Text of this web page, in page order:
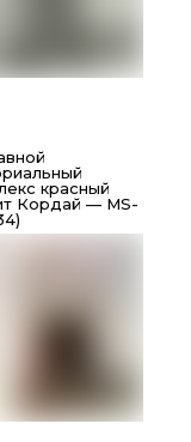
красный
Кордай — MS-